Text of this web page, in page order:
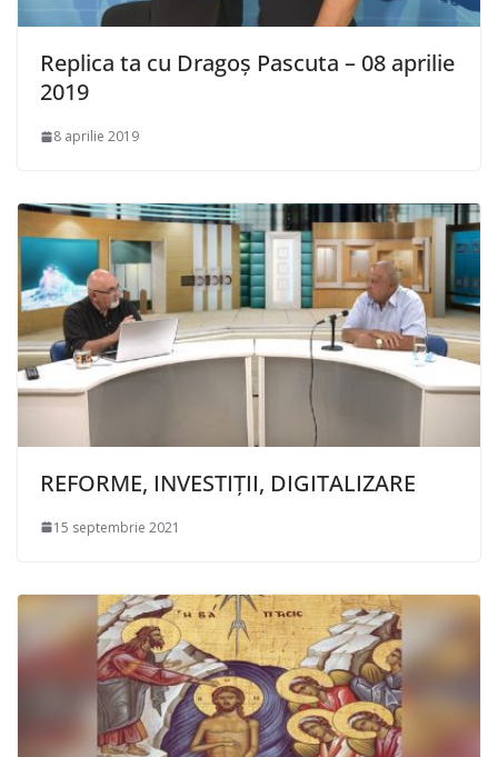
Replica ta cu Dragoș Pascuta – 08 aprilie
2019
8 aprilie 2019
REFORME, INVESTIȚII, DIGITALIZARE
15 septembrie 2021